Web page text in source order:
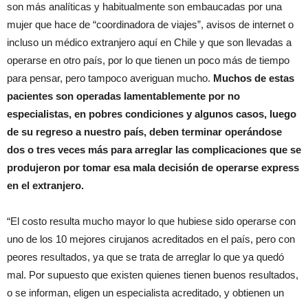
son más analíticas y habitualmente son embaucadas por una
mujer que hace de “coordinadora de viajes”, avisos de internet o
incluso un médico extranjero aquí en Chile y que son llevadas a
operarse en otro país, por lo que tienen un poco más de tiempo
para pensar, pero tampoco averiguan mucho. Muchos de estas
pacientes son operadas lamentablemente por no
especialistas, en pobres condiciones y algunos casos, luego
de su regreso a nuestro país, deben terminar operándose
dos o tres veces más para arreglar las complicaciones que se
produjeron por tomar esa mala decisión de operarse express
en el extranjero.
“El costo resulta mucho mayor lo que hubiese sido operarse con
uno de los 10 mejores cirujanos acreditados en el país, pero con
peores resultados, ya que se trata de arreglar lo que ya quedó
mal. Por supuesto que existen quienes tienen buenos resultados,
o se informan, eligen un especialista acreditado, y obtienen un